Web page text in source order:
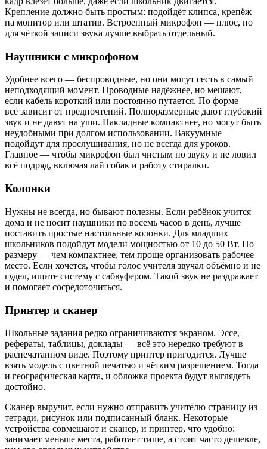
Крепление должно быть простым: подойдёт клипса, крепёж
на монитор или штатив. Встроенный микрофон — плюс, но
для чёткой записи звука лучше выбрать отдельный.
Наушники с микрофоном
Удобнее всего — беспроводные, но они могут сесть в самый
неподходящий момент. Проводные надёжнее, но мешают,
если кабель короткий или постоянно путается. По форме —
всё зависит от предпочтений. Полноразмерные дают глубокий
звук и не давят на уши. Накладные компактнее, но могут быть
неудобными при долгом использовании. Вакуумные
подойдут для прослушивания, но не всегда для уроков.
Главное — чтобы микрофон был чистым по звуку и не ловил
всё подряд, включая лай собак и работу стиралки.
Колонки
Нужны не всегда, но бывают полезны. Если ребёнок учится
дома и не носит наушники по восемь часов в день, лучше
поставить простые настольные колонки. Для младших
школьников подойдут модели мощностью от 10 до 50 Вт. По
размеру — чем компактнее, тем проще организовать рабочее
место. Если хочется, чтобы голос учителя звучал объёмно и не
гудел, ищите систему с сабвуфером. Такой звук не раздражает
и помогает сосредоточиться.
Принтер и сканер
Школьные задания редко ограничиваются экраном. Эссе,
рефераты, таблицы, доклады — всё это нередко требуют в
распечатанном виде. Поэтому принтер пригодится. Лучше
взять модель с цветной печатью и чётким разрешением. Тогда
и географическая карта, и обложка проекта будут выглядеть
достойно.
Сканер выручит, если нужно отправить учителю страницу из
тетради, рисунок или подписанный бланк. Некоторые
устройства совмещают и сканер, и принтер, что удобно:
занимает меньше места, работает тише, а стоит часто дешевле,